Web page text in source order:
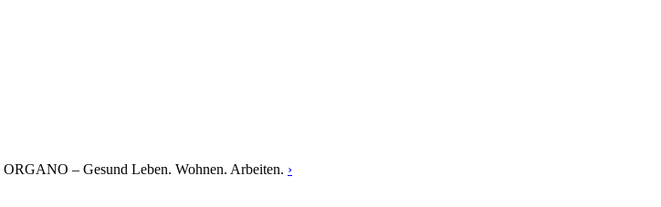
ORGANO – Gesund Leben. Wohnen. Arbeiten. ›